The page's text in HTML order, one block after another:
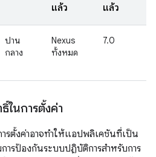
แล้ว
แล้ว
ปาน
กลาง
Nexus
ทั้งหมด
7.0
ในการตั้งค่า
รตั้งค่าอาจทำให้แอปพลิเคชันที่เป็น
การป้องกันระบบปฏิบัติการสําหรับการ